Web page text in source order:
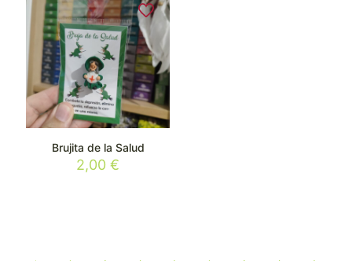
Brujita de la Salud
2,00€